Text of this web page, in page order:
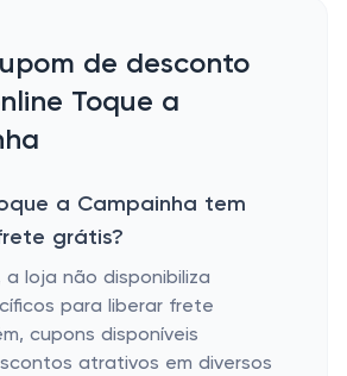
de desconto
Toque a
a Campainha tem
grátis?
a loja não disponibiliza
para liberar frete
cupons disponíveis
atrativos em diversos